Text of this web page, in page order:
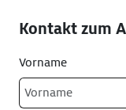
Kontakt zum
Vorname